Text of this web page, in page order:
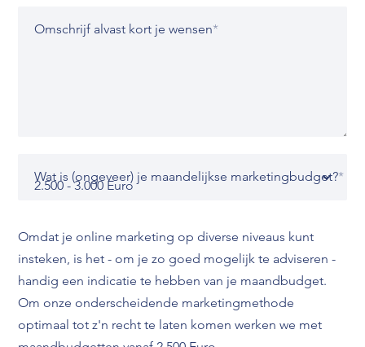
Omschrijf alvast kort je wensen*
Wat is (ongeveer) je maandelijkse marketingbudget?*
Omdat je online marketing op diverse niveaus kunt
insteken, is het - om je zo goed mogelijk te adviseren -
handig een indicatie te hebben van je maandbudget.
Om onze onderscheidende marketingmethode
optimaal tot z'n recht te laten komen werken we met